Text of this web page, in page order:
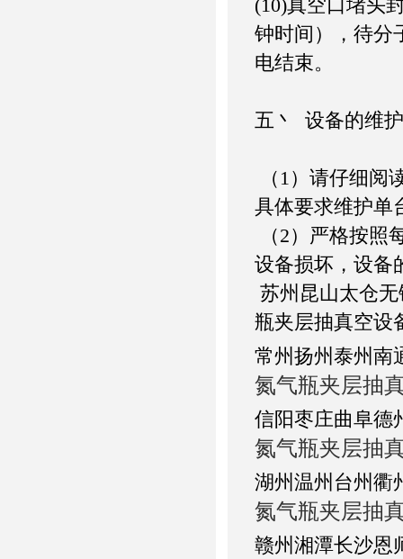
(10)真空口堵头
钟时间），待分
电结束。
五丶 设备的维
（1）请仔细阅
具体要求维护单
（2）严格按照
设备损坏，设备
苏州昆山太仓
瓶夹层抽真空设
常州扬州泰州南
氮气瓶夹层抽
信阳枣庄曲阜德
氮气瓶夹层抽
湖州温州台州衢
氮气瓶夹层抽
赣州湘潭长沙恩